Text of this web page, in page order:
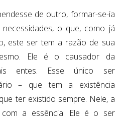
de outro, formar-se-ia
o que, como já
este ser tem a razão de sua
Ele é o causador da
entes. Esse único ser
– que tem a existência
ter existido sempre. Nele, a
com a essência. Ele é o ser